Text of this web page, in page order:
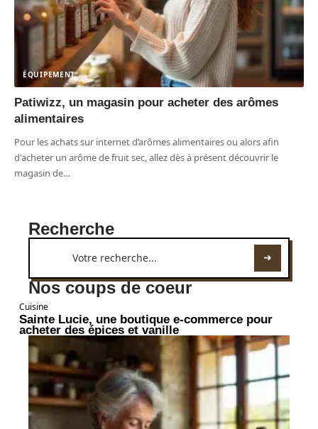
ÉQUIPEMENT
Patiwizz, un magasin pour acheter des arômes
alimentaires
Pour les achats sur internet d’arômes alimentaires ou alors afin
d'acheter un arôme de fruit sec, allez dès à présent découvrir le
magasin de…
Recherche
Nos coups de coeur
Cuisine
Sainte Lucie, une boutique e-commerce pour
acheter des épices et vanille